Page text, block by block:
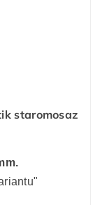
staromosaz